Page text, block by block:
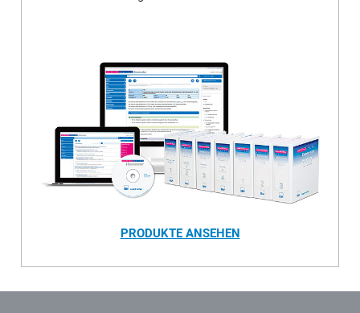
PRODUKTE ANSEHEN